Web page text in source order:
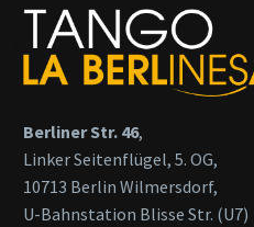
Berliner Str. 46,
Linker Seitenflügel, 5. OG,
10713 Berlin Wilmersdorf,
U-Bahnstation Blisse Str. (U7)